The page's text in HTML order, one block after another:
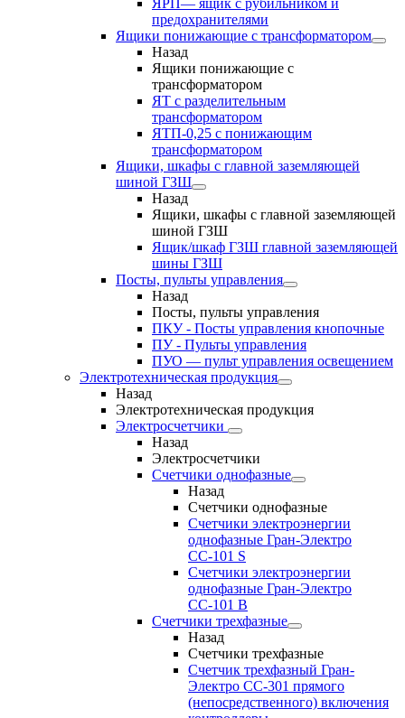
ЯРП— ящик с рубильником и
предохранителями
Ящики понижающие с трансформатором
Назад
Ящики понижающие с
трансформатором
ЯТ с разделительным
трансформатором
ЯТП-0,25 с понижающим
трансформатором
Ящики, шкафы с главной заземляющей
шиной ГЗШ
Назад
Ящики, шкафы с главной заземляющей
шиной ГЗШ
Ящик/шкаф ГЗШ главной заземляющей
шины ГЗШ
Посты, пульты управления
Назад
Посты, пульты управления
ПКУ - Посты управления кнопочные
ПУ - Пульты управления
ПУО — пульт управления освещением
Электротехническая продукция
Назад
Электротехническая продукция
Электросчетчики
Назад
Электросчетчики
Счетчики однофазные
Назад
Счетчики однофазные
Счетчики электроэнергии
однофазные Гран-Электро
СС-101 S
Счетчики электроэнергии
однофазные Гран-Электро
СС-101 B
Счетчики трехфазные
Назад
Счетчики трехфазные
Счетчик трехфазный Гран-
Электро CC-301 прямого
(непосредственного) включения